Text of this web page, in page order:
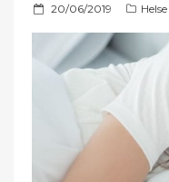
P
o
20/06/2019 Helse